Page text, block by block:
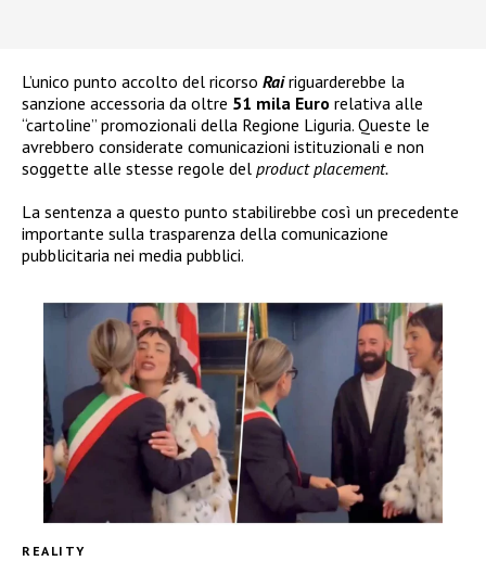
L’unico punto accolto del ricorso Rairiguarderebbe la
sanzione accessoria da oltre 51 mila Euro relativa alle
“cartoline” promozionali della Regione Liguria. Queste le
avrebbero considerate comunicazioni istituzionali e non
soggette alle stesse regole del product placement.
La sentenza a questo punto stabilirebbe così un precedente
importante sulla trasparenza della comunicazione
pubblicitaria nei media pubblici.
REALITY